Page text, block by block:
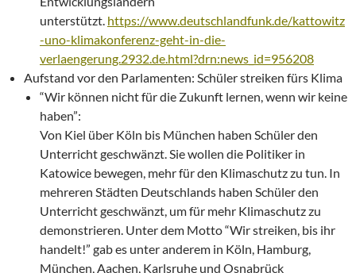
unterstützt. https://www.deutschlandfunk.de/kattowitz
-uno-klimakonferenz-geht-in-die-
verlaengerung.2932.de.html?drn:news_id=956208
Aufstand vor den Parlamenten: Schüler streiken fürs Klima
“Wir können nicht für die Zukunft lernen, wenn wir keine
haben”:
Von Kiel über Köln bis München haben Schüler den
Unterricht geschwänzt. Sie wollen die Politiker in
Katowice bewegen, mehr für den Klimaschutz zu tun. In
mehreren Städten Deutschlands haben Schüler den
Unterricht geschwänzt, um für mehr Klimaschutz zu
demonstrieren. Unter dem Motto “Wir streiken, bis ihr
handelt!” gab es unter anderem in Köln, Hamburg,
München, Aachen, Karlsruhe und Osnabrück